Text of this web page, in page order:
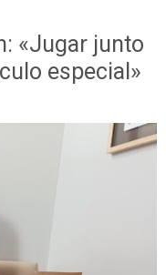
«Jugar junto
especial»